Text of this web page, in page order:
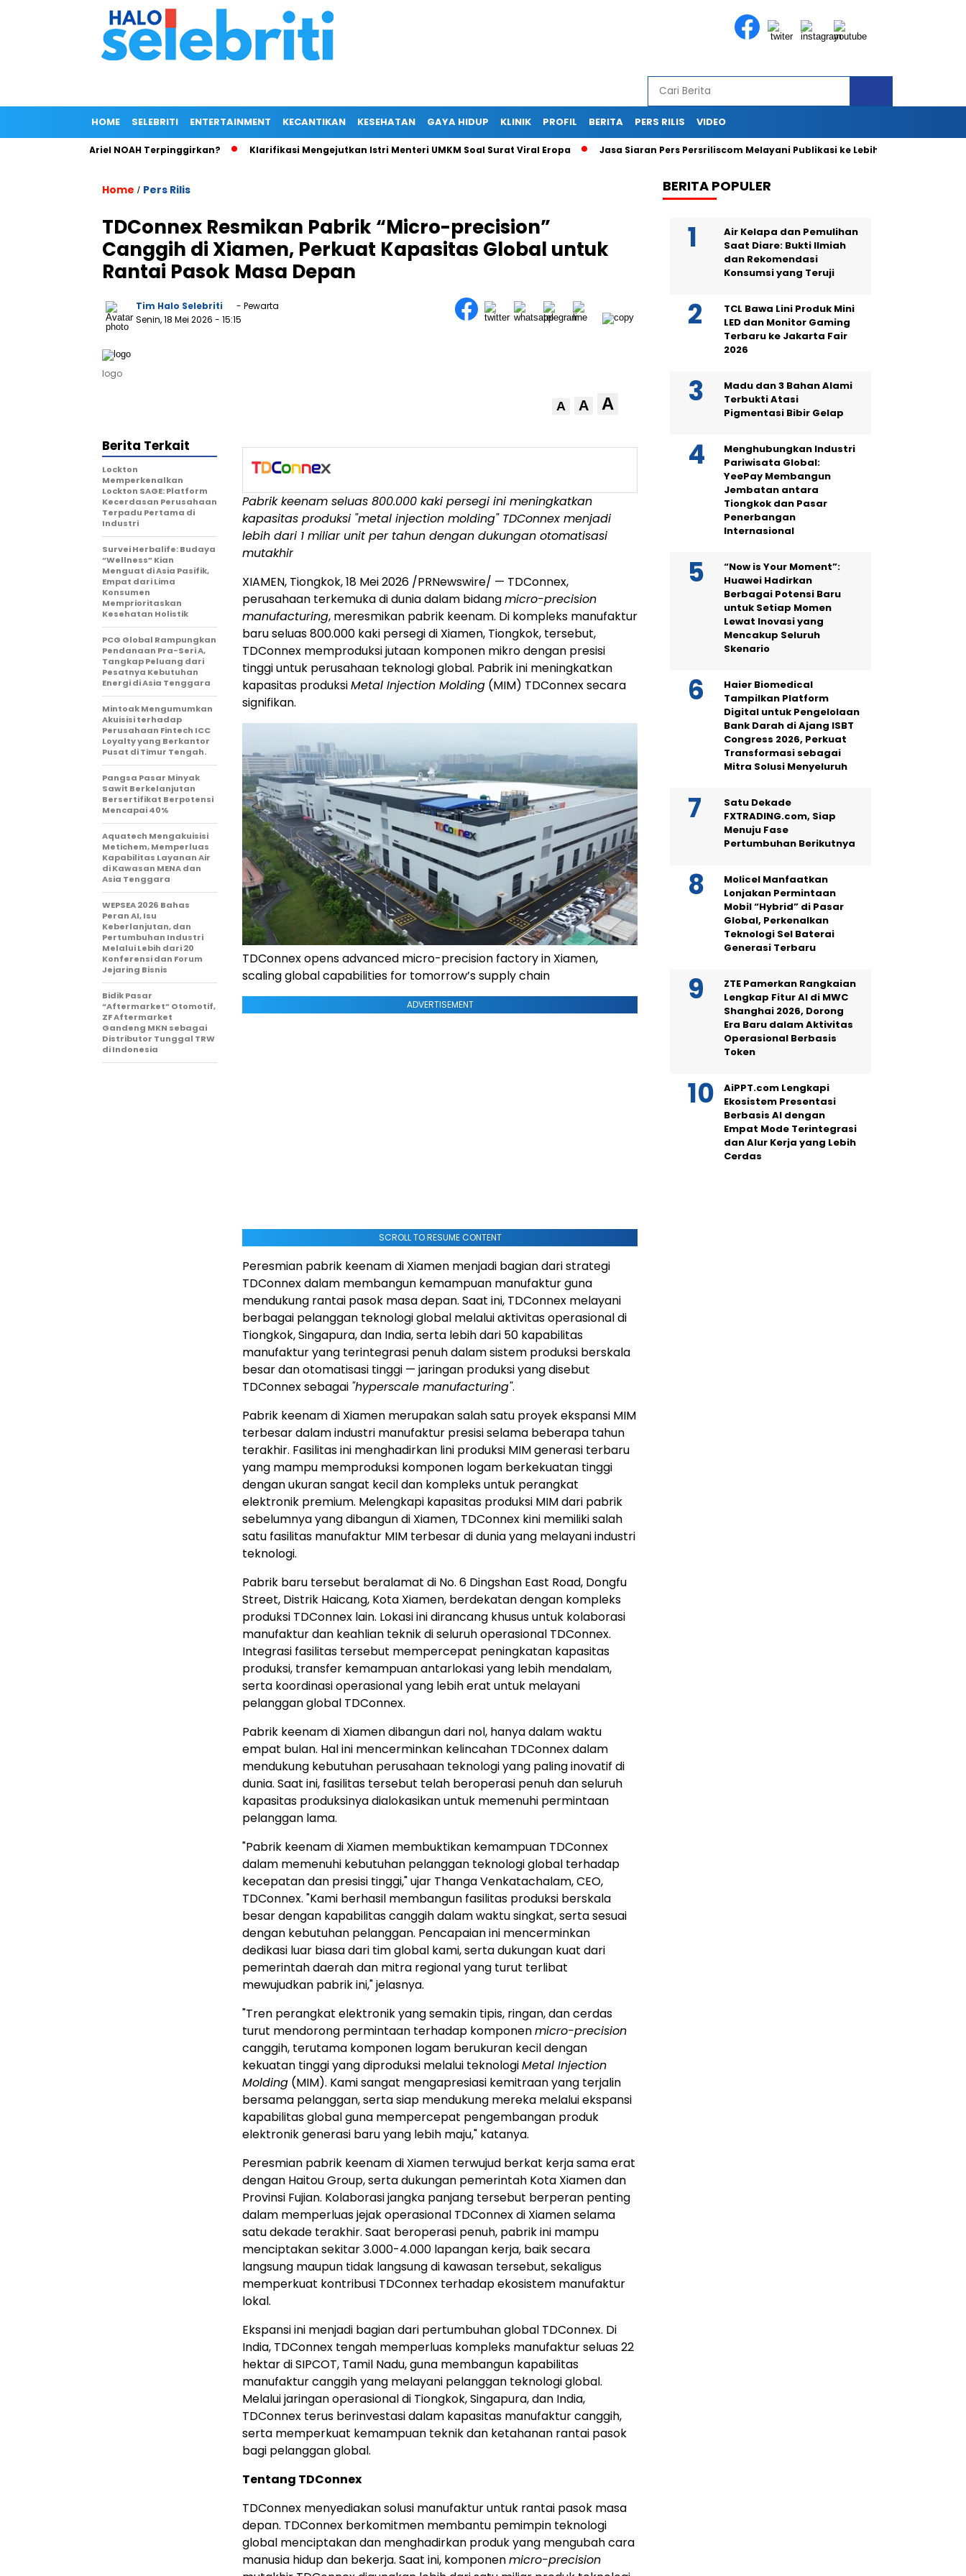
HOME SELEBRITI ENTERTAINMENT KECANTIKAN KESEHATAN GAYA HIDUP KLINIK PROFIL BERITA PERS RILIS VIDEO
Wong, Ariel NOAH Terpinggirkan? Klarifikasi Mengejutkan Istri Menteri UMKM Soal Surat Viral Eropa Jasa Siaran Pers Persriliscom Melayani Publikasi ke Lebih dari 150 Media Online
Home / Pers Rilis
TDConnex Resmikan Pabrik “Micro-precision”
Canggih di Xiamen, Perkuat Kapasitas Global untuk
Rantai Pasok Masa Depan
Tim Halo Selebriti
- Pewarta
Senin, 18 Mei 2026 - 15:15
logo
A A A
Pabrik keenam seluas 800.000 kaki persegi ini meningkatkan
kapasitas produksi "metal injection molding" TDConnex menjadi
lebih dari 1 miliar unit per tahun dengan dukungan otomatisasi
mutakhir
XIAMEN, Tiongkok, 18 Mei 2026 /PRNewswire/ — TDConnex,
perusahaan terkemuka di dunia dalam bidangmicro-precision
manufacturing, meresmikan pabrik keenam. Di kompleks manufaktur
baru seluas 800.000 kaki persegi di Xiamen, Tiongkok, tersebut,
TDConnex memproduksi jutaan komponen mikro dengan presisi
tinggi untuk perusahaan teknologi global. Pabrik ini meningkatkan
kapasitas produksiMetal Injection Molding (MIM) TDConnex secara
signifikan.
TDConnex opens advanced micro-precision factory in Xiamen,
scaling global capabilities for tomorrow’s supply chain
ADVERTISEMENT
SCROLL TO RESUME CONTENT
Peresmian pabrik keenam di Xiamen menjadi bagian dari strategi
TDConnex dalam membangun kemampuan manufaktur guna
mendukung rantai pasok masa depan. Saat ini, TDConnex melayani
berbagai pelanggan teknologi global melalui aktivitas operasional di
Tiongkok, Singapura, dan India, serta lebih dari 50 kapabilitas
manufaktur yang terintegrasi penuh dalam sistem produksi berskala
besar dan otomatisasi tinggi — jaringan produksi yang disebut
TDConnex sebagai "hyperscale manufacturing".
Pabrik keenam di Xiamen merupakan salah satu proyek ekspansi MIM
terbesar dalam industri manufaktur presisi selama beberapa tahun
terakhir. Fasilitas ini menghadirkan lini produksi MIM generasi terbaru
yang mampu memproduksi komponen logam berkekuatan tinggi
dengan ukuran sangat kecil dan kompleks untuk perangkat
elektronik premium. Melengkapi kapasitas produksi MIM dari pabrik
sebelumnya yang dibangun di Xiamen, TDConnex kini memiliki salah
satu fasilitas manufaktur MIM terbesar di dunia yang melayani industri
teknologi.
Pabrik baru tersebut beralamat di No. 6 Dingshan East Road, Dongfu
Street, Distrik Haicang, Kota Xiamen, berdekatan dengan kompleks
produksi TDConnex lain. Lokasi ini dirancang khusus untuk kolaborasi
manufaktur dan keahlian teknik di seluruh operasional TDConnex.
Integrasi fasilitas tersebut mempercepat peningkatan kapasitas
produksi, transfer kemampuan antarlokasi yang lebih mendalam,
serta koordinasi operasional yang lebih erat untuk melayani
pelanggan global TDConnex.
Pabrik keenam di Xiamen dibangun dari nol, hanya dalam waktu
empat bulan. Hal ini mencerminkan kelincahan TDConnex dalam
mendukung kebutuhan perusahaan teknologi yang paling inovatif di
dunia. Saat ini, fasilitas tersebut telah beroperasi penuh dan seluruh
kapasitas produksinya dialokasikan untuk memenuhi permintaan
pelanggan lama.
"Pabrik keenam di Xiamen membuktikan kemampuan TDConnex
dalam memenuhi kebutuhan pelanggan teknologi global terhadap
kecepatan dan presisi tinggi," ujar Thanga Venkatachalam, CEO,
TDConnex. "Kami berhasil membangun fasilitas produksi berskala
besar dengan kapabilitas canggih dalam waktu singkat, serta sesuai
dengan kebutuhan pelanggan. Pencapaian ini mencerminkan
dedikasi luar biasa dari tim global kami, serta dukungan kuat dari
pemerintah daerah dan mitra regional yang turut terlibat
mewujudkan pabrik ini," jelasnya.
"Tren perangkat elektronik yang semakin tipis, ringan, dan cerdas
turut mendorong permintaan terhadap komponenmicro-precision
canggih, terutama komponen logam berukuran kecil dengan
kekuatan tinggi yang diproduksi melalui teknologiMetal Injection
Molding (MIM). Kami sangat mengapresiasi kemitraan yang terjalin
bersama pelanggan, serta siap mendukung mereka melalui ekspansi
kapabilitas global guna mempercepat pengembangan produk
elektronik generasi baru yang lebih maju," katanya.
Peresmian pabrik keenam di Xiamen terwujud berkat kerja sama erat
dengan Haitou Group, serta dukungan pemerintah Kota Xiamen dan
Provinsi Fujian. Kolaborasi jangka panjang tersebut berperan penting
dalam memperluas jejak operasional TDConnex di Xiamen selama
satu dekade terakhir. Saat beroperasi penuh, pabrik ini mampu
menciptakan sekitar 3.000-4.000 lapangan kerja, baik secara
langsung maupun tidak langsung di kawasan tersebut, sekaligus
memperkuat kontribusi TDConnex terhadap ekosistem manufaktur
lokal.
Ekspansi ini menjadi bagian dari pertumbuhan global TDConnex. Di
India, TDConnex tengah memperluas kompleks manufaktur seluas 22
hektar di SIPCOT, Tamil Nadu, guna membangun kapabilitas
manufaktur canggih yang melayani pelanggan teknologi global.
Melalui jaringan operasional di Tiongkok, Singapura, dan India,
TDConnex terus berinvestasi dalam kapasitas manufaktur canggih,
serta memperkuat kemampuan teknik dan ketahanan rantai pasok
bagi pelanggan global.
Tentang TDConnex
TDConnex menyediakan solusi manufaktur untuk rantai pasok masa
depan. TDConnex berkomitmen membantu pemimpin teknologi
global menciptakan dan menghadirkan produk yang mengubah cara
manusia hidup dan bekerja. Saat ini, komponenmicro-precision
Berita Terkait
Lockton
Memperkenalkan
Lockton SAGE: Platform
Kecerdasan Perusahaan
Terpadu Pertama di
Industri
Survei Herbalife: Budaya
“Wellness” Kian
Menguat di Asia Pasifik,
Empat dari Lima
Konsumen
Memprioritaskan
Kesehatan Holistik
PCG Global Rampungkan
Pendanaan Pra-Seri A,
Tangkap Peluang dari
Pesatnya Kebutuhan
Energi di Asia Tenggara
Mintoak Mengumumkan
Akuisisi terhadap
Perusahaan Fintech ICC
Loyalty yang Berkantor
Pusat di Timur Tengah.
Pangsa Pasar Minyak
Sawit Berkelanjutan
Bersertifikat Berpotensi
Mencapai 40%
Aquatech Mengakuisisi
Metichem, Memperluas
Kapabilitas Layanan Air
di Kawasan MENA dan
Asia Tenggara
WEPSEA 2026 Bahas
Peran AI, Isu
Keberlanjutan, dan
Pertumbuhan Industri
Melalui Lebih dari 20
Konferensi dan Forum
Jejaring Bisnis
Bidik Pasar
“Aftermarket” Otomotif,
ZF Aftermarket
Gandeng MKN sebagai
Distributor Tunggal TRW
di Indonesia
BERITA POPULER
Air Kelapa dan Pemulihan
Saat Diare: Bukti Ilmiah
dan Rekomendasi
Konsumsi yang Teruji
TCL Bawa Lini Produk Mini
LED dan Monitor Gaming
Terbaru ke Jakarta Fair
2026
Madu dan 3 Bahan Alami
Terbukti Atasi
Pigmentasi Bibir Gelap
Menghubungkan Industri
Pariwisata Global:
YeePay Membangun
Jembatan antara
Tiongkok dan Pasar
Penerbangan
Internasional
“Now is Your Moment”:
Huawei Hadirkan
Berbagai Potensi Baru
untuk Setiap Momen
Lewat Inovasi yang
Mencakup Seluruh
Skenario
Haier Biomedical
Tampilkan Platform
Digital untuk Pengelolaan
Bank Darah di Ajang ISBT
Congress 2026, Perkuat
Transformasi sebagai
Mitra Solusi Menyeluruh
Satu Dekade
FXTRADING.com, Siap
Menuju Fase
Pertumbuhan Berikutnya
Molicel Manfaatkan
Lonjakan Permintaan
Mobil “Hybrid” di Pasar
Global, Perkenalkan
Teknologi Sel Baterai
Generasi Terbaru
ZTE Pamerkan Rangkaian
Lengkap Fitur AI di MWC
Shanghai 2026, Dorong
Era Baru dalam Aktivitas
Operasional Berbasis
Token
AiPPT.com Lengkapi
Ekosistem Presentasi
Berbasis AI dengan
Empat Mode Terintegrasi
dan Alur Kerja yang Lebih
Cerdas